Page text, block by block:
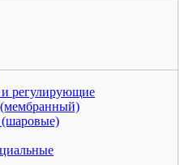
регулирующие